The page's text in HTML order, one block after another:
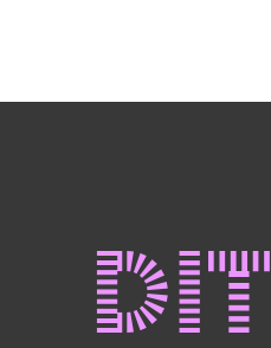
Dit